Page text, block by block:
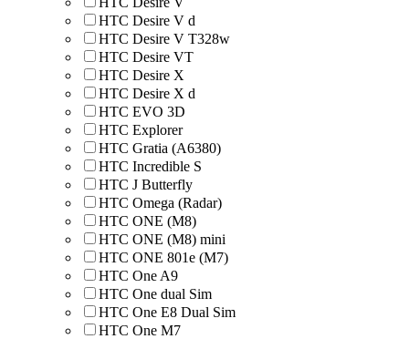
HTC Desire V d
HTC Desire V T328w
HTC Desire VT
HTC Desire X
HTC Desire X d
HTC EVO 3D
HTC Explorer
HTC Gratia (A6380)
HTC Incredible S
HTC J Butterfly
HTC Omega (Radar)
HTC ONE (M8)
HTC ONE (M8) mini
HTC ONE 801e (M7)
HTC One A9
HTC One dual Sim
HTC One E8 Dual Sim
HTC One M7